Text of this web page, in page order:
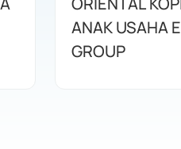
ANAK USAHA
GROUP